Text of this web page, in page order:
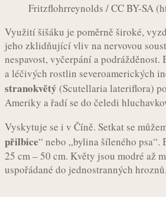
Fritzflohrreynolds / CC BY-SA
Využití šišáku je poměrně široké,
jeho zklidňující vliv na nervovou
nespavost, vyčerpání a
a léčivých rostlin severoamerických
stranokvětý (Scutellaria lateriflora)
Ameriky a řadí se do čeledi
Vyskytuje se i v Číně. Setkat se
přilbice“ nebo „bylina šíleného
25 cm – 50 cm. Květy jsou modré až
uspořádané do jednostranných hroznů.